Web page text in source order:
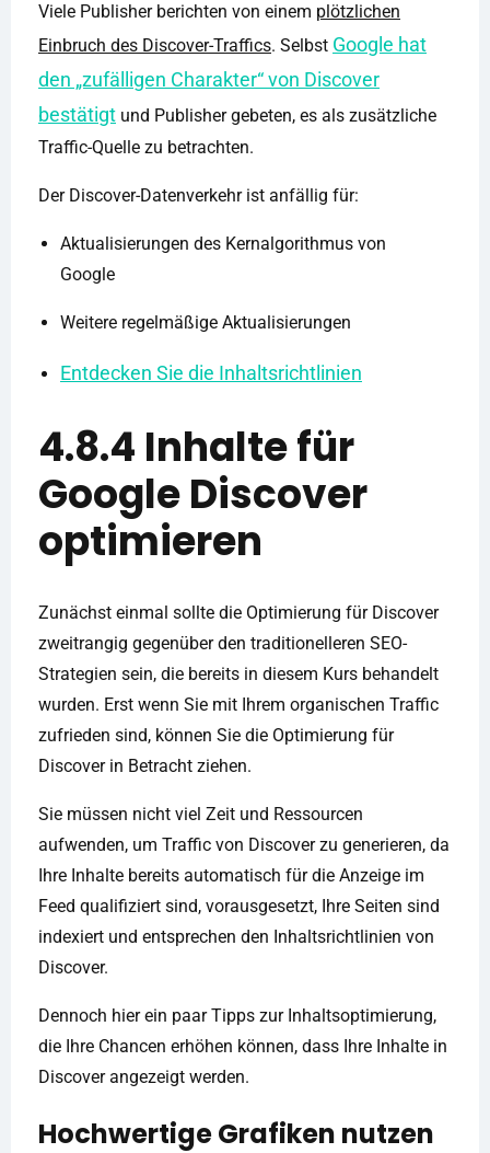
Viele Publisher berichten von einem plötzlichen
Einbruch des Discover-Traffics. Selbst Google hat
den „zufälligen Charakter“ von Discover
bestätigt und Publisher gebeten, es als zusätzliche
Traffic-Quelle zu betrachten.
Der Discover-Datenverkehr ist anfällig für:
Aktualisierungen des Kernalgorithmus von
Google
Weitere regelmäßige Aktualisierungen
Entdecken Sie die Inhaltsrichtlinien
4.8.4 Inhalte für
Google Discover
optimieren
Zunächst einmal sollte die Optimierung für Discover
zweitrangig gegenüber den traditionelleren SEO-
Strategien sein, die bereits in diesem Kurs behandelt
wurden. Erst wenn Sie mit Ihrem organischen Traffic
zufrieden sind, können Sie die Optimierung für
Discover in Betracht ziehen.
Sie müssen nicht viel Zeit und Ressourcen
aufwenden, um Traffic von Discover zu generieren, da
Ihre Inhalte bereits automatisch für die Anzeige im
Feed qualifiziert sind, vorausgesetzt, Ihre Seiten sind
indexiert und entsprechen den Inhaltsrichtlinien von
Discover.
Dennoch hier ein paar Tipps zur Inhaltsoptimierung,
die Ihre Chancen erhöhen können, dass Ihre Inhalte in
Discover angezeigt werden.
Hochwertige Grafiken nutzen